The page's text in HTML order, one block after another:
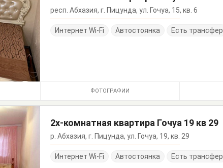
респ. Абхазия, г. Пицунда, ул. Гочуа, 15, кв. 6
Интернет Wi-Fi Автостоянка Есть трансфер
ФОТОГРАФИИ
2х-комнатная квартира Гочуа 19 кв 29
р. Абхазия, г. Пицунда, ул. Гочуа, 19, кв. 29
Интернет Wi-Fi Автостоянка Есть трансфер